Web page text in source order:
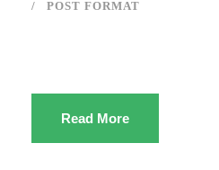
POST FORMAT
Read More